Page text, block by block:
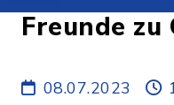
Freunde zu
08.07.2023